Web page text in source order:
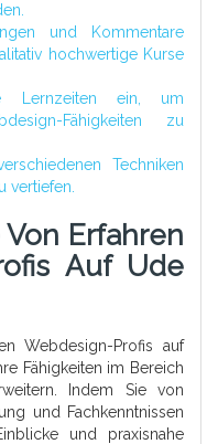
und Kommentare
hochwertige Kurse
Lernzeiten ein, um
Fähigkeiten zu
Techniken
vertiefen.
Erfahren
Auf Ude
Webdesign-Profis auf
Fähigkeiten im Bereich
Indem Sie von
und Fachkenntnissen
und praxisnahe